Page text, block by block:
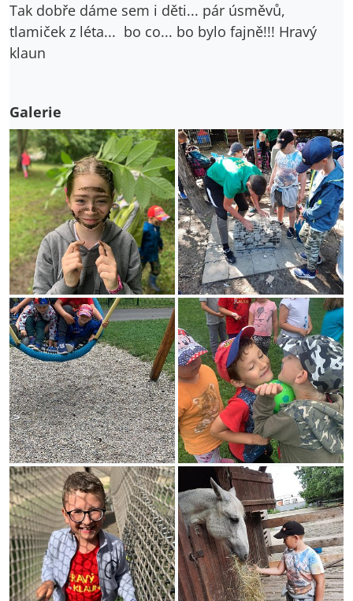
Tak dobře dáme sem i děti... pár úsměvů,
tlamiček z léta... bo co... bo bylo fajně!!! Hravý
klaun
Galerie